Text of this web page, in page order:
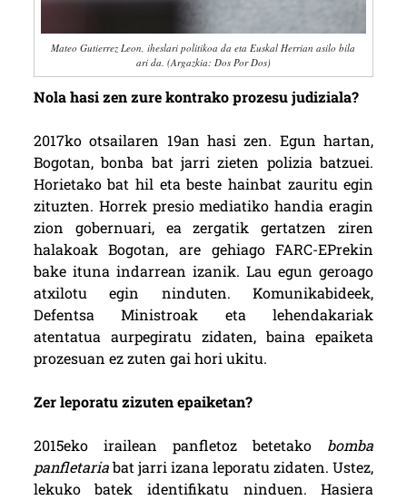
Mateo Gutierrez Leon, iheslari politikoa da eta Euskal Herrian asilo bila
ari da. (Argazkia: Dos Por Dos)
Nola hasi zen zure kontrako prozesu judiziala?
2017ko otsailaren 19an hasi zen. Egun hartan,
Bogotan, bonba bat jarri zieten polizia batzuei.
Horietako bat hil eta beste hainbat zauritu egin
zituzten. Horrek presio mediatiko handia eragin
zion gobernuari, ea zergatik gertatzen ziren
halakoak Bogotan, are gehiago FARC-EPrekin
bake ituna indarrean izanik. Lau egun geroago
atxilotu egin ninduten. Komunikabideek,
Defentsa Ministroak eta lehendakariak
atentatua aurpegiratu zidaten, baina epaiketa
prozesuan ez zuten gai hori ukitu.
Zer leporatu zizuten epaiketan?
2015eko irailean panfletoz betetako bomba
panfletariabat jarri izana leporatu zidaten. Ustez,
lekuko batek identifikatu ninduen. Hasiera